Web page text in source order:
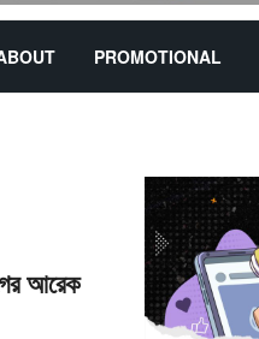
PROMOTIONAL
আরেক